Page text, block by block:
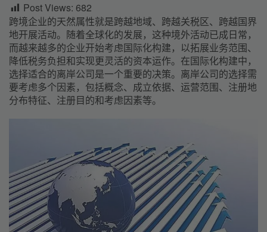
Post Views: 682
跨境企业的天然属性就是跨越地域、跨越关税区、跨越国界
地开展活动。随着全球化的发展，这种境外活动已成日常，
而越来越多的企业开始考虑国际化构建，以拓展业务范围、
降低税务负担和实现更灵活的资本运作。在国际化构建中，
选择适合的离岸公司是一个重要的决策。离岸公司的选择需
要考虑多个因素，包括概念、成立依据、运营范围、注册地
分布特征、注册目的和考虑因素等。